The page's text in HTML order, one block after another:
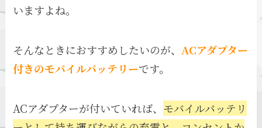
いますよね。
そんなときにおすすめしたいのが、 ACアダプター
付きのモバイルバッテリーです。
ACアダプターが付いていれば、 モバイルバッテリ